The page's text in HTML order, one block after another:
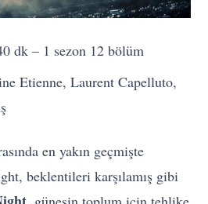
dk – 1 sezon 12 bölüm
Etienne, Laurent Capelluto,
en yakın geçmişte
beklentileri karşılamış gibi